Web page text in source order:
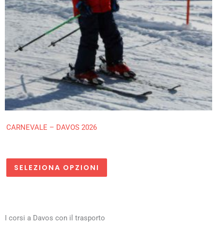
CARNEVALE – DAVOS 2026
SELEZIONA OPZIONI
I corsi a Davos con il trasporto